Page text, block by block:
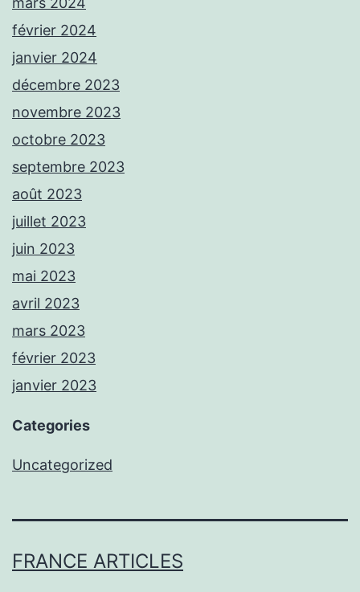
février 2024
janvier 2024
décembre 2023
novembre 2023
octobre 2023
septembre 2023
août 2023
juillet 2023
juin 2023
mai 2023
avril 2023
mars 2023
février 2023
janvier 2023
Categories
Uncategorized
FRANCE ARTICLES